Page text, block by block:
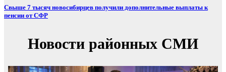
Свыше 7 тысяч новосибирцев получили дополнительные выплаты к
пенсии от СФР